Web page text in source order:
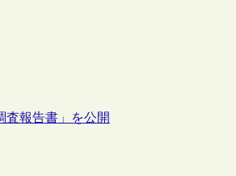
査報告書」を公開